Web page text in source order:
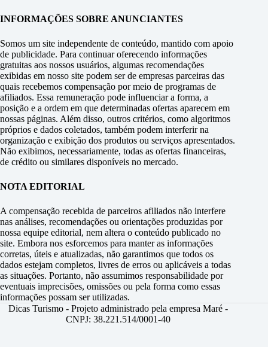
INFORMAÇÕES SOBRE ANUNCIANTES
Somos um site independente de conteúdo, mantido com apoio
de publicidade. Para continuar oferecendo informações
gratuitas aos nossos usuários, algumas recomendações
exibidas em nosso site podem ser de empresas parceiras das
quais recebemos compensação por meio de programas de
afiliados. Essa remuneração pode influenciar a forma, a
posição e a ordem em que determinadas ofertas aparecem em
nossas páginas. Além disso, outros critérios, como algoritmos
próprios e dados coletados, também podem interferir na
organização e exibição dos produtos ou serviços apresentados.
Não exibimos, necessariamente, todas as ofertas financeiras,
de crédito ou similares disponíveis no mercado.
NOTA EDITORIAL
A compensação recebida de parceiros afiliados não interfere
nas análises, recomendações ou orientações produzidas por
nossa equipe editorial, nem altera o conteúdo publicado no
site. Embora nos esforcemos para manter as informações
corretas, úteis e atualizadas, não garantimos que todos os
dados estejam completos, livres de erros ou aplicáveis a todas
as situações. Portanto, não assumimos responsabilidade por
eventuais imprecisões, omissões ou pela forma como essas
informações possam ser utilizadas.
Dicas Turismo - Projeto administrado pela empresa Maré -
CNPJ: 38.221.514/0001-40